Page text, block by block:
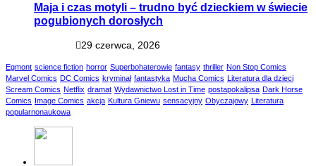
Maja i czas motyli – trudno być dzieckiem w świecie
pogubionych dorosłych
29 czerwca, 2026
Egmont science fiction horror Superbohaterowie fantasy thriller Non Stop Comics
Marvel Comics DC Comics kryminał fantastyka Mucha Comics Literatura dla dzieci
Scream Comics Netflix dramat Wydawnictwo Lost in Time postapokalipsa Dark Horse
Comics Image Comics akcja Kultura Gniewu sensacyjny Obyczajowy Literatura
popularnonaukowa